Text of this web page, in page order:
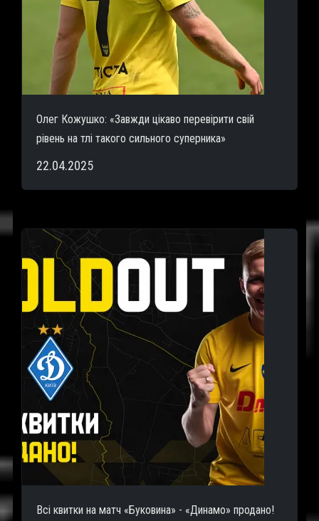
Олег Кожушко: «Завжди цікаво перевірити свій
рівень на тлі такого сильного суперника»
22.04.2025
Всі квитки на матч «Буковина» - «Динамо» продано!